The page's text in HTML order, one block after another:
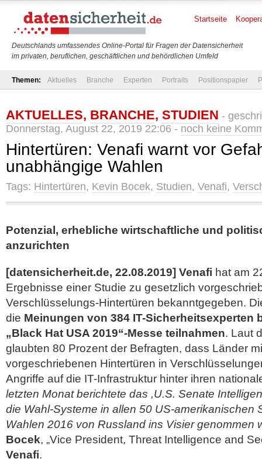
Deutschlands umfassendes Online-Portal für Fragen der Datensicherheit
im privaten, beruflichen, geschäftlichen und behördlichen Umfeld
Startseite
Themen: Aktuelles Branche Experten Portraits Positionspapier
AKTUELLES, BRANCHE, STUDIEN -
Donnerstag, August 22, 2019 22:06 - noch keine
Hintertüren: Venafi warnt vor
unabhängige Wahlen
Tags: Hintertüren, Kevin Bocek, Studien, Venafi,
Potenzial, erhebliche wirtschaftliche und
anzurichten
[datensicherheit.de, 22.08.2019] Venafi hat am
Ergebnisse einer Studie zu gesetzlich
Verschlüsselungs-Hintertüren bekanntgegeben.
die Meinungen von 384 IT-Sicherheitsexperten
„Black Hat USA 2019“-Messe teilnahmen. Laut
glaubten 80 Prozent der Befragten, dass Länder
vorgeschriebenen Hintertüren in
Angriffe auf die IT-Infrastruktur hinter ihren
letzten Monat berichtete das ,U.S. Senate
die Wahl-Systeme in allen 50 US-amerikanischen
Wahlen 2016 von Russland ins Visier genommen
Bocek, „Vice President, Threat Intelligence and
Venafi.